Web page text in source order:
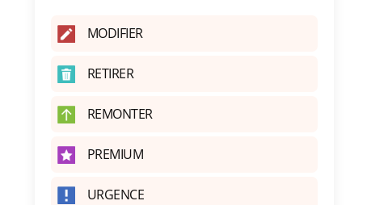
MODIFIER
RETIRER
REMONTER
PREMIUM
URGENCE